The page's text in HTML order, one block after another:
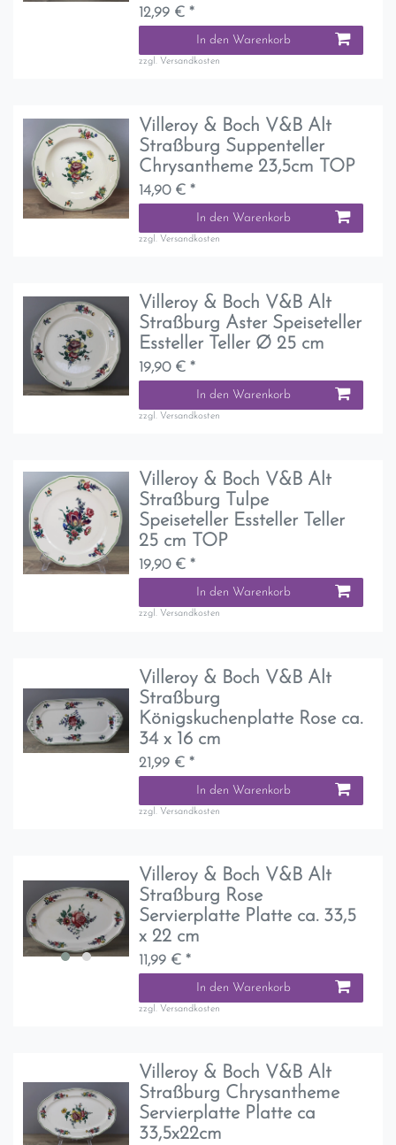
12,99 € *
In den Warenkorb
zzgl. Versandkosten
Villeroy & Boch V&B Alt
Straßburg Suppenteller
Chrysantheme 23,5cm TOP
14,90 € *
In den Warenkorb
zzgl. Versandkosten
Villeroy & Boch V&B Alt
Straßburg Aster Speiseteller
Essteller Teller Ø 25 cm
19,90 € *
In den Warenkorb
zzgl. Versandkosten
Villeroy & Boch V&B Alt
Straßburg Tulpe
Speiseteller Essteller Teller
25 cm TOP
19,90 € *
In den Warenkorb
zzgl. Versandkosten
Villeroy & Boch V&B Alt
Straßburg
Königskuchenplatte Rose ca.
34 x 16 cm
21,99 € *
In den Warenkorb
zzgl. Versandkosten
Villeroy & Boch V&B Alt
Straßburg Rose
Servierplatte Platte ca. 33,5
x 22 cm
11,99 € *
In den Warenkorb
zzgl. Versandkosten
Villeroy & Boch V&B Alt
Straßburg Chrysantheme
Servierplatte Platte ca
33,5x22cm